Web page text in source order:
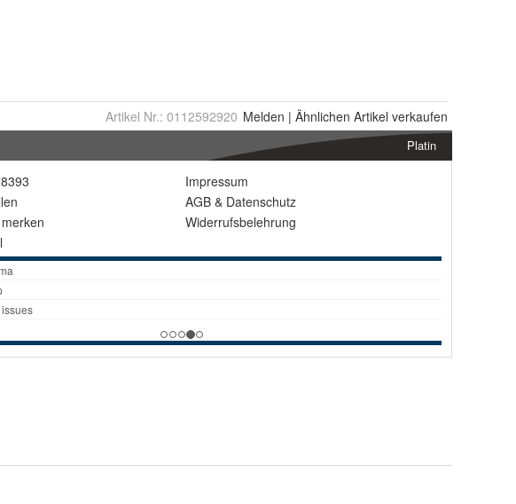
Artikel Nr.: 0112592920 Melden | Ähnlichen Artikel verkaufen
Platin
Impressum
AGB & Datenschutz
Widerrufsbelehrung